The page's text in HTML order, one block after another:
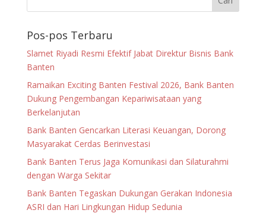
Pos-pos Terbaru
Slamet Riyadi Resmi Efektif Jabat Direktur Bisnis Bank
Banten
Ramaikan Exciting Banten Festival 2026, Bank Banten
Dukung Pengembangan Kepariwisataan yang
Berkelanjutan
Bank Banten Gencarkan Literasi Keuangan, Dorong
Masyarakat Cerdas Berinvestasi
Bank Banten Terus Jaga Komunikasi dan Silaturahmi
dengan Warga Sekitar
Bank Banten Tegaskan Dukungan Gerakan Indonesia
ASRI dan Hari Lingkungan Hidup Sedunia